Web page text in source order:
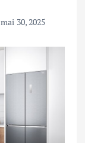
mai 30, 2025